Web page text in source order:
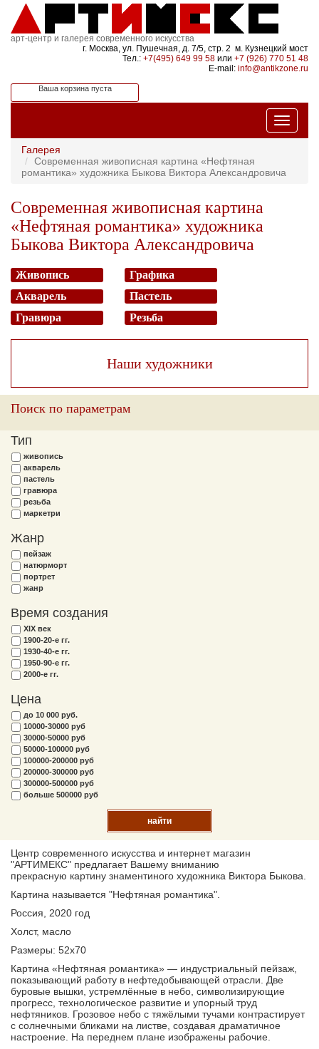
арт-центр и галерея современного искусства
г. Москва, ул. Пушечная, д. 7/5, стр. 2 м. Кузнецкий мост
Тел.: +7(495) 649 99 58 или +7 (926) 770 51 48
E-mail: info@antikzone.ru
Ваша корзина пуста
Галерея
Современная живописная картина «Нефтяная
романтика» художника Быкова Виктора Александровича
Современная живописная картина
«Нефтяная романтика» художника
Быкова Виктора Александровича
Живопись
Графика
Акварель
Пастель
Гравюра
Резьба
Наши художники
Поиск по параметрам
Тип
живопись
акварель
пастель
гравюра
резьба
маркетри
Жанр
пейзаж
натюрморт
портрет
жанр
Время создания
XIX век
1900-20-е гг.
1930-40-е гг.
1950-90-е гг.
2000-е гг.
Цена
до 10 000 руб.
10000-30000 руб
30000-50000 руб
50000-100000 руб
100000-200000 руб
200000-300000 руб
300000-500000 руб
больше 500000 руб
найти
Центр современного искусства и интернет магазин
"АРТИМЕКС" предлагает Вашему вниманию
прекрасную картину знаментиного художника Виктора Быкова.
Картина называется "Нефтяная романтика".
Россия, 2020 год
Холст, масло
Размеры: 52х70
Картина «Нефтяная романтика» — индустриальный пейзаж,
показывающий работу в нефтедобывающей отрасли. Две
буровые вышки, устремлённые в небо, символизирующие
прогресс, технологическое развитие и упорный труд
нефтяников. Грозовое небо с тяжёлыми тучами контрастирует
с солнечными бликами на листве, создавая драматичное
настроение. На переднем плане изображены рабочие.